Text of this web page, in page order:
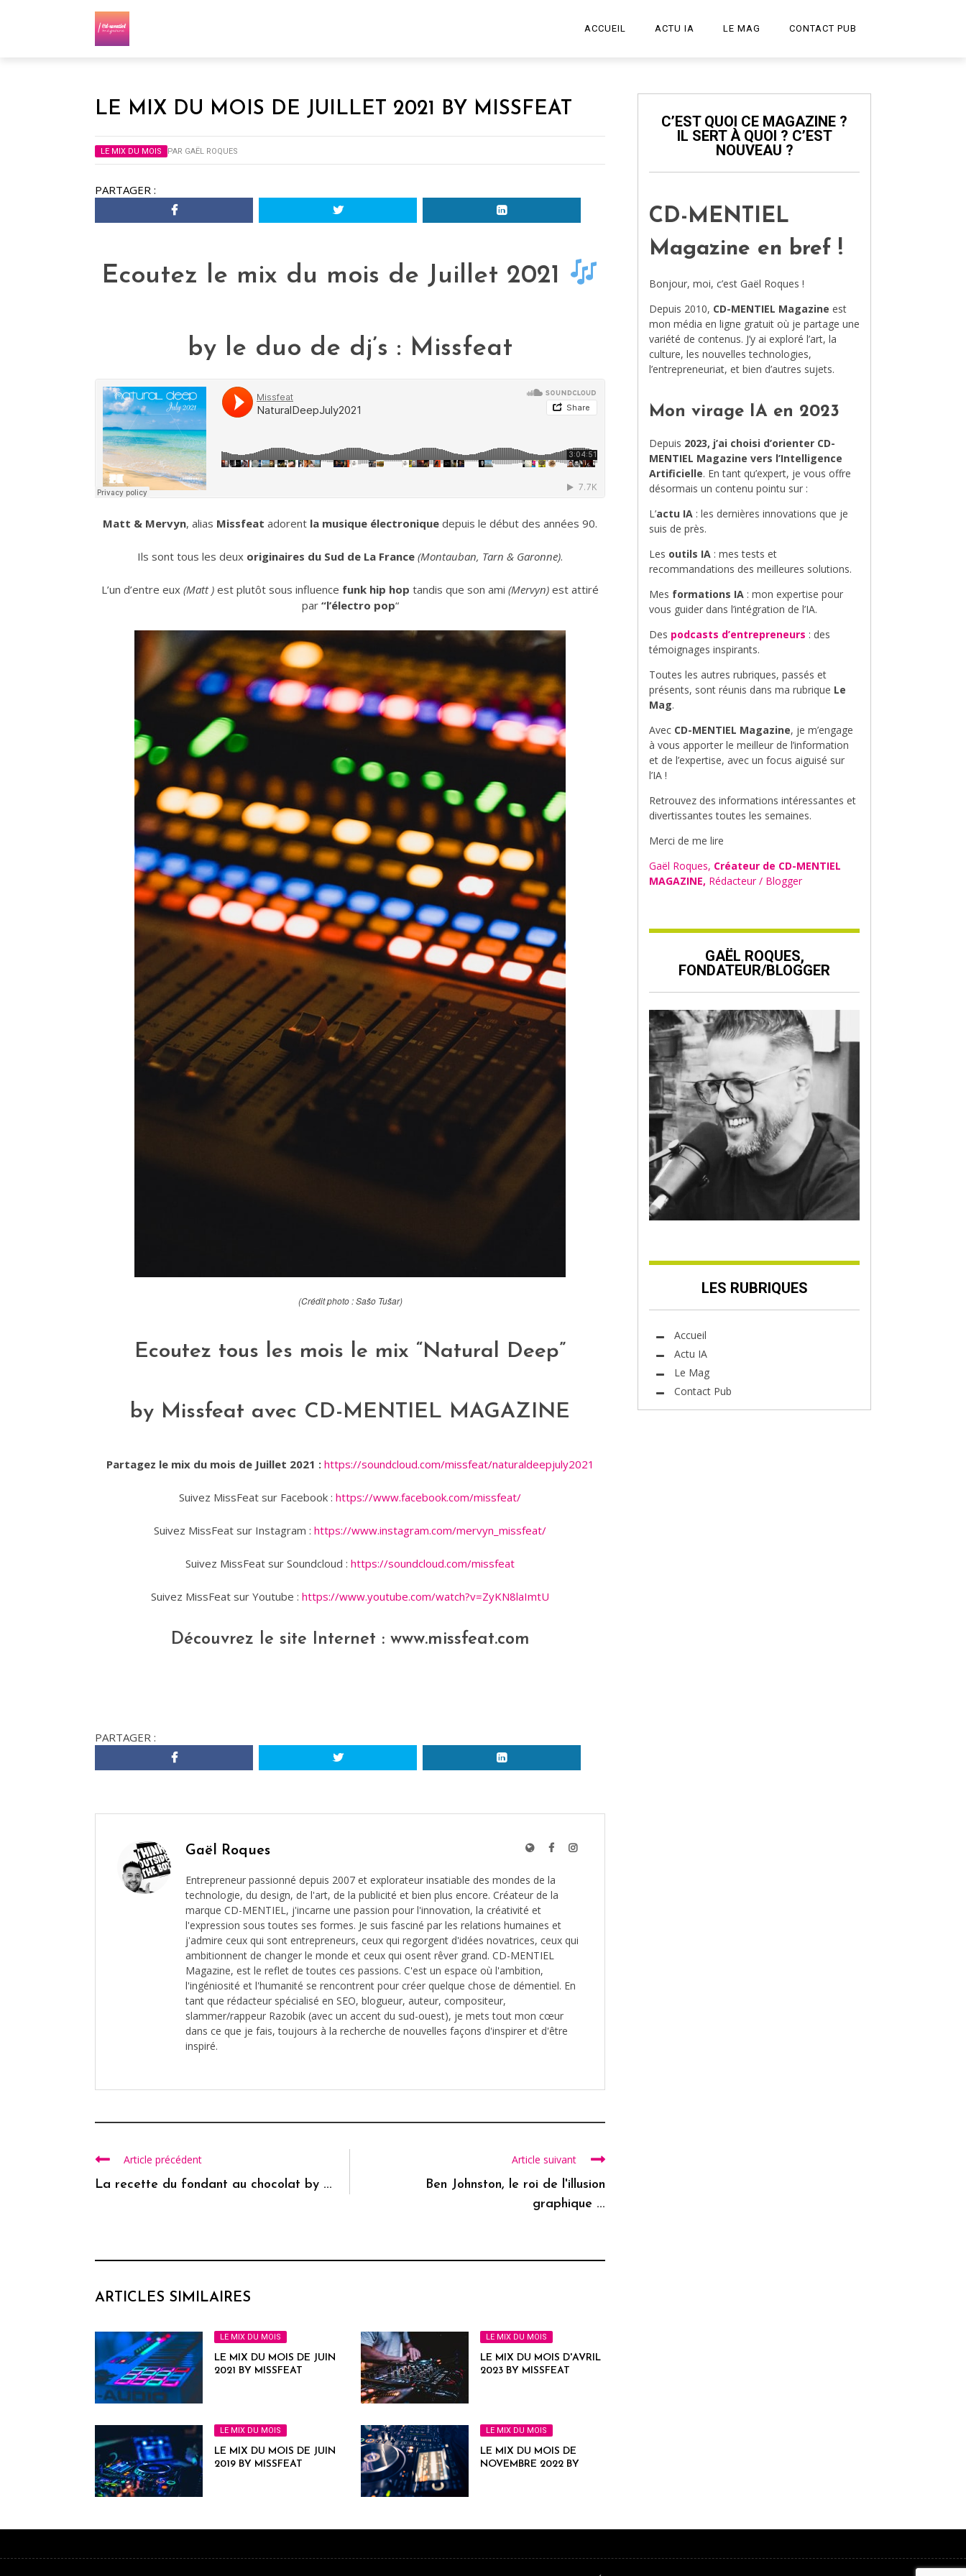
ACCUEIL ACTU IA LE MAG
PUBLICITÉ CRÉATIVE
DESIGN
ART ET CULTURE
ARCHITECTURE
MODE
VOYAGE
ÉQUILIBRE ET ÉVOLUTION
LE MIX DU MOIS
CONTACT PUB
LE MIX DU MOIS DE JUILLET 2021 BY MISSFEAT
LE MIX DU MOIS PAR GAËL ROQUES
PARTAGER :
Ecoutez le mix du mois de Juillet 2021
by le duo de dj’s : Missfeat
Matt & Mervyn, alias Missfeat adorent la musique électronique depuis le début des années 90.
Ils sont tous les deux originaires du Sud de La France (Montauban, Tarn & Garonne).
L’un d’entre eux (Matt ) est plutôt sous influence funk hip hop tandis que son ami (Mervyn) est attiré
par“l’électro pop“
(Crédit photo : Sašo Tušar)
Ecoutez tous les mois le mix “Natural Deep”
by Missfeat avec CD-MENTIEL MAGAZINE
Partagez le mix du mois de Juillet 2021 : https://soundcloud.com/missfeat/naturaldeepjuly2021
Suivez MissFeat sur Facebook : https://www.facebook.com/missfeat/
Suivez MissFeat sur Instagram : https://www.instagram.com/mervyn_missfeat/
Suivez MissFeat sur Soundcloud : https://soundcloud.com/missfeat
Suivez MissFeat sur Youtube : https://www.youtube.com/watch?v=ZyKN8laImtU
Découvrez le site Internet : www.missfeat.com
PARTAGER :
Gaël Roques
Entrepreneur passionné depuis 2007 et explorateur insatiable des mondes de la
technologie, du design, de l'art, de la publicité et bien plus encore. Créateur de la
marque CD-MENTIEL, j'incarne une passion pour l'innovation, la créativité et
l'expression sous toutes ses formes. Je suis fasciné par les relations humaines et
j'admire ceux qui sont entrepreneurs, ceux qui regorgent d'idées novatrices, ceux qui
ambitionnent de changer le monde et ceux qui osent rêver grand. CD-MENTIEL
Magazine, est le reflet de toutes ces passions. C'est un espace où l'ambition,
l'ingéniosité et l'humanité se rencontrent pour créer quelque chose de démentiel. En
tant que rédacteur spécialisé en SEO, blogueur, auteur, compositeur,
slammer/rappeur Razobik (avec un accent du sud-ouest), je mets tout mon cœur
dans ce que je fais, toujours à la recherche de nouvelles façons d'inspirer et d'être
inspiré.
Article précédent
La recette du fondant au chocolat by ...
Article suivant
Ben Johnston, le roi de l'illusion
graphique ...
ARTICLES SIMILAIRES
LE MIX DU MOIS
LE MIX DU MOIS DE JUIN
2021 BY MISSFEAT
LE MIX DU MOIS
LE MIX DU MOIS D'AVRIL
2023 BY MISSFEAT
LE MIX DU MOIS
LE MIX DU MOIS DE JUIN
2019 BY MISSFEAT
LE MIX DU MOIS
LE MIX DU MOIS DE
NOVEMBRE 2022 BY
C’EST QUOI CE MAGAZINE ?
IL SERT À QUOI ? C’EST
NOUVEAU ?
CD-MENTIEL
Magazine en bref !
Bonjour, moi, c’est Gaël Roques !
Depuis 2010, CD-MENTIEL Magazine est
mon média en ligne gratuit où je partage une
variété de contenus. J’y ai exploré l’art, la
culture, les nouvelles technologies,
l’entrepreneuriat, et bien d’autres sujets.
Mon virage IA en 2023
Depuis 2023, j’ai choisi d’orienter CD-
MENTIEL Magazine vers l’Intelligence
Artificielle. En tant qu’expert, je vous offre
désormais un contenu pointu sur :
L’actu IA : les dernières innovations que je
suis de près.
Les outils IA : mes tests et
recommandations des meilleures solutions.
Mes formations IA : mon expertise pour
vous guider dans l’intégration de l’IA.
Des podcasts d’entrepreneurs : des
témoignages inspirants.
Toutes les autres rubriques, passés et
présents, sont réunis dans ma rubrique Le
Mag.
Avec CD-MENTIEL Magazine, je m’engage
à vous apporter le meilleur de l’information
et de l’expertise, avec un focus aiguisé sur
l’IA !
Retrouvez des informations intéressantes et
divertissantes toutes les semaines.
Merci de me lire
Gaël Roques, Créateur de CD-MENTIEL
MAGAZINE, Rédacteur / Blogger
GAËL ROQUES,
FONDATEUR/BLOGGER
LES RUBRIQUES
Accueil
Actu IA
Le Mag
Contact Pub